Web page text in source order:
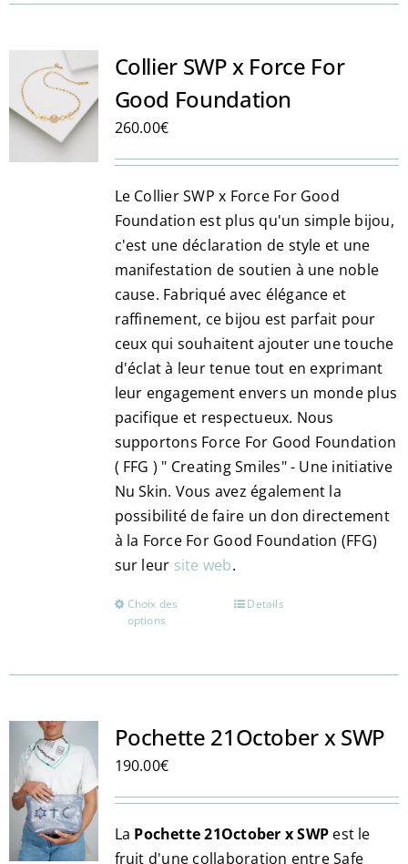
plusieurs
Les
peuvent
choisies
la
page
du
produit
Collier SWP x Force For
Good Foundation
260.00€
Le Collier SWP x Force For Good
Foundation est plus qu'un simple bijou,
c'est une déclaration de style et une
manifestation de soutien à une noble
cause. Fabriqué avec élégance et
raffinement, ce bijou est parfait pour
ceux qui souhaitent ajouter une touche
d'éclat à leur tenue tout en exprimant
leur engagement envers un monde plus
pacifique et respectueux. Nous
supportons Force For Good Foundation
( FFG ) " Creating Smiles" - Une initiative
Nu Skin. Vous avez également la
possibilité de faire un don directement
à la Force For Good Foundation (FFG)
sur leur site web.
Choix des
options
Ce
plusieurs
Les
être
choisies
sur
Details
Pochette 21October x SWP
190.00€
La Pochette 21October x SWP est le
fruit d'une collaboration entre Safe